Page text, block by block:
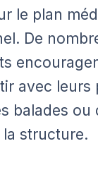
le plan
De
avec leurs
balades ou
structure.